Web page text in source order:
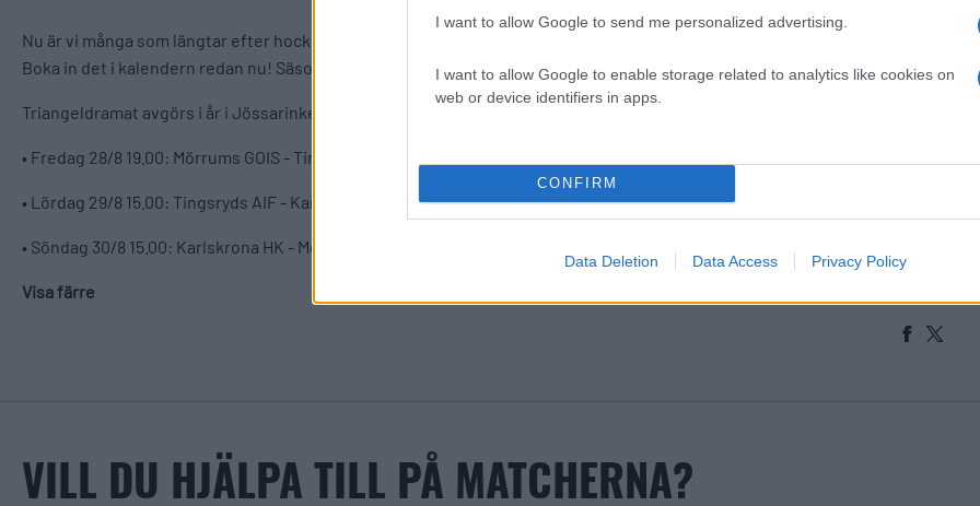
I want to allow Google to send me personalized advertising.
I want to allow Google to enable storage related to analytics like cookies on
web or device identifiers in apps.
CONFIRM
Data Deletion Data Access Privacy Policy
Nu är vi många som längtar efter hockeysäsongen. A-lagets första försäsongsmatch spelas den 21 augusti i Dackehallen.
Boka in det i kalendern redan nu! Säsongsbiljetterna kommer att skickas ut under augusti månad.
Triangeldramat avgörs i år i Jössarinken, Mörrum.
• Fredag 28/8 19.00: Mörrums GOIS - Tingsryds AIF
• Lördag 29/8 15.00: Tingsryds AIF - Karlskrona HK
• Söndag 30/8 15.00: Karlskrona HK - Mörrums GOIS
Visa färre
VILL DU HJÄLPA TILL PÅ MATCHERNA?